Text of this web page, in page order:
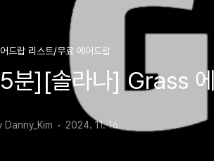
드랍 리스트/무료 에어드랍
분][솔라나] Grass
Danny_Kim 2024. 11. 16.